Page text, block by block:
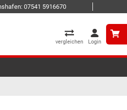
07541 5916670
vergleichen Login